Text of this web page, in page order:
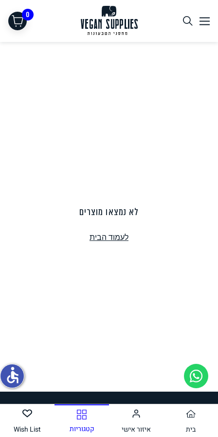
0
תחליפי ביצה
לא נמצאו מוצרים
לעמוד הבית
ממרחים ורטבים
בית איזור אישי קטגוריות Wish List
accessible